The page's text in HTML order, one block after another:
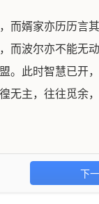
而婿家亦历历言
而波尔亦不能无
。此时智慧已开
无主，往往觅余
下